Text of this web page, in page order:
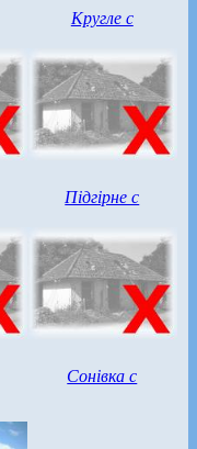
Кругле с
Підгірне с
Сонівка с